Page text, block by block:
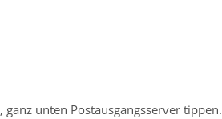
ganz unten Postausgangsserver tippen.